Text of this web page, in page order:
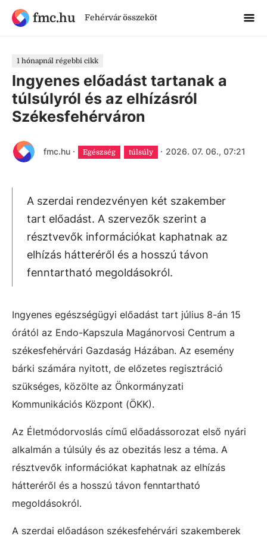
fmc.hu Fehérvár összeköt
1 hónapnál régebbi cikk
Ingyenes előadást tartanak a
túlsúlyról és az elhízásról
Székesfehérváron
fmc.hu · Egészség túlsúly · 2026. 07. 06., 07:21
A szerdai rendezvényen két szakember
tart előadást. A szervezők szerint a
résztvevők információkat kaphatnak az
elhízás hátteréről és a hosszú távon
fenntartható megoldásokról.
Ingyenes egészségügyi előadást tart július 8-án 15
órától az Endo-Kapszula Magánorvosi Centrum a
székesfehérvári Gazdaság Házában. Az esemény
bárki számára nyitott, de előzetes regisztráció
szükséges, közölte az Önkormányzati
Kommunikációs Központ (ÖKK).
Az Életmódorvoslás című előadássorozat első nyári
alkalmán a túlsúly és az obezitás lesz a téma. A
résztvevők információkat kaphatnak az elhízás
hátteréről és a hosszú távon fenntartható
megoldásokról.
A szerdai előadáson székesfehérvári szakemberek